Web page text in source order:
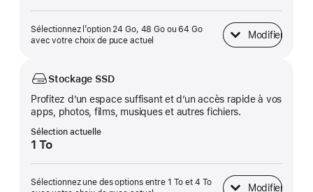
Sélectionnez l’option 24 Go, 48 Go ou 64 Go
avec votre choix de puce actuel
Modifier
Mémoire unifiée
Stockage SSD
Profitez d’un espace suffisant et d’un accès rapide à vos
apps, photos, films, musiques et autres fichiers.
Sélection actuelle
1 To
Sélectionnez une des options entre 1 To et 4 To
Modifier